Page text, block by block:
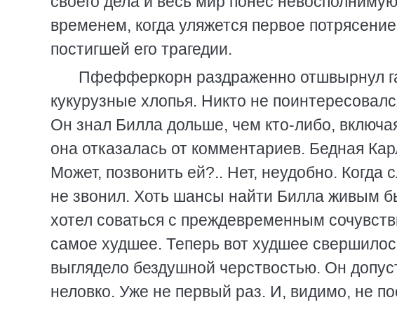
временем, когда уляжется первое
постигшей его трагедии.
Пфефферкорн раздраженно отшвырнул
кукурузные хлопья. Никто не
Он знал Билла дольше, чем кто-либо,
она отказалась от комментариев. Бедная
Может, позвонить ей?.. Нет, неудобно. Когда
не звонил. Хоть шансы найти Билла живым
хотел соваться с преждевременным
самое худшее. Теперь вот худшее
выглядело бездушной черствостью. Он
неловко. Уже не первый раз. И, видимо, не